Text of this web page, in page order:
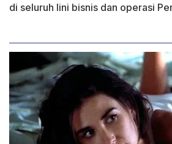
di seluruh lini bisnis dan operasi